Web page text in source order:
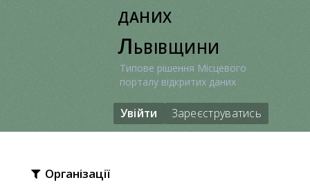
даних
Львівщини
Типове рішення Місцевого
порталу відкритих даних
Увійти Зареєструватись
Організації